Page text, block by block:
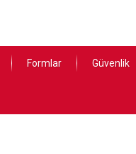
Formlar Güvenlik